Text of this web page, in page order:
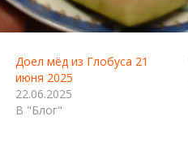
Доел мёд из Глобуса 21
июня 2025
22.06.2025
В "Блог"